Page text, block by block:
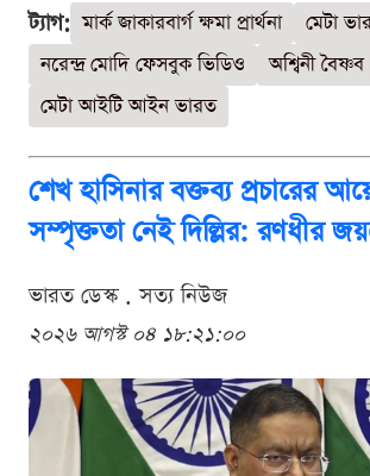
ট্যাগ: মার্ক জাকারবার্গ ক্ষমা প্রার্থনা
মেটা
নরেন্দ্র মোদি ফেসবুক ভিডিও
অশ্বিনী বৈষ্ণব
মেটা আইটি আইন ভারত
শেখ হাসিনার বক্তব্য প্রচারের
সম্পৃক্ততা নেই দিল্লির: রণধীর
ভারত ডেস্ক . সত্য নিউজ
২০২৬ আগস্ট ০৪ ১৮:২১:০০